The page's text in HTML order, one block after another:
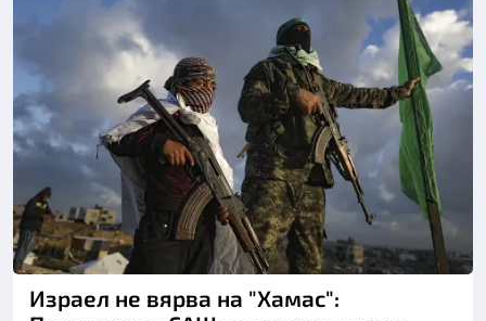
Снимка: БТА
Израел не вярва на "Хамас":